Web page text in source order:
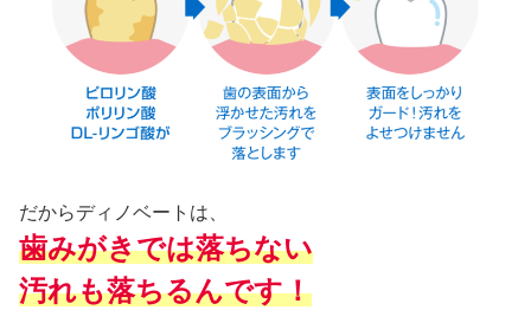
だからディノベートは、
歯みがきでは落ちない
汚れも落ちるんです！